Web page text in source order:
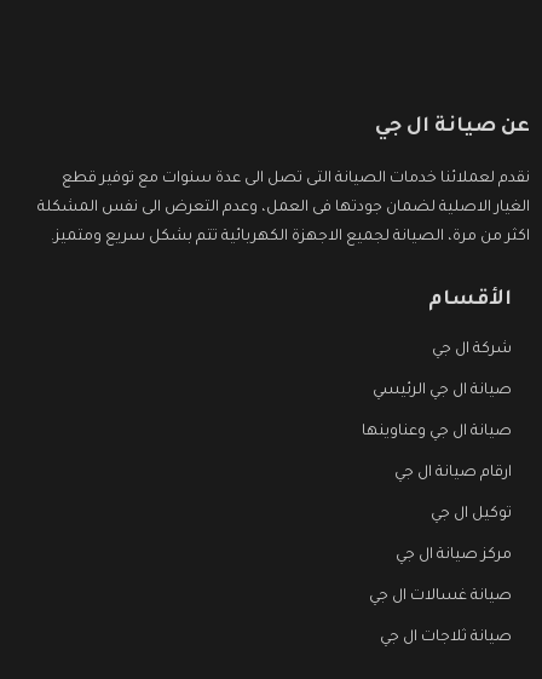
عن صيانة ال جي
نقدم لعملائنا خدمات الصيانة التى تصل الى عدة سنوات مع توفير قطع
الغيار الاصلية لضمان جودتها فى العمل، وعدم التعرض الى نفس المشكلة
اكثر من مرة، الصيانة لجميع الاجهزة الكهربائية تتم بشكل سريع ومتميز.
الأقسام
شركة ال جي
صيانة ال جي الرئيسي
صيانة ال جي وعناوينها
ارقام صيانة ال جي
توكيل ال جي
مركز صيانة ال جي
صيانة غسالات ال جي
صيانة ثلاجات ال جي